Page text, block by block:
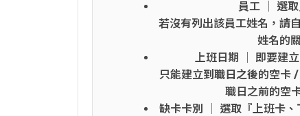
員工 │ 選取
若沒有列出該員工姓名，請
姓名的
上班日期 │ 即要建
只能建立到職日之後的空卡
職日之前的空
缺卡卡別 │ 選取『上班卡